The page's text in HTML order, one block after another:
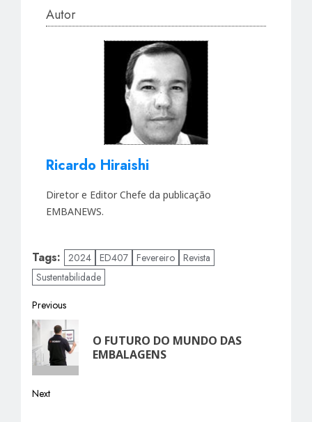
Autor
Ricardo Hiraishi
Diretor e Editor Chefe da publicação
EMBANEWS.
Tags: 2024 ED407 Fevereiro Revista
Sustentabilidade
Post
navigation
Previous
Previous
post:
O FUTURO DO MUNDO DAS
EMBALAGENS
Next